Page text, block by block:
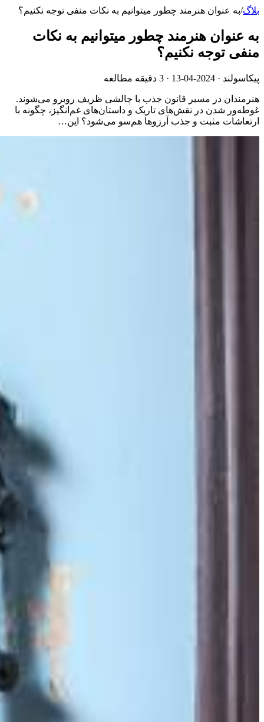
بلاگ/به عنوان هنرمند چطور میتوانیم به نکات منفی توجه نکنیم؟
به عنوان هنرمند چطور میتوانیم به نکات
منفی توجه نکنیم؟
پیکاسولند · 2024-04-13 · 3 دقیقه مطالعه
هنرمندان در مسیر قانون جذب با چالشی ظریف روبرو می‌شوند.
غوطه‌ور شدن در نقش‌های تاریک و داستان‌های غم‌انگیز، چگونه با
ارتعاشات مثبت و جذب آرزوها هم‌سو می‌شود؟ این…